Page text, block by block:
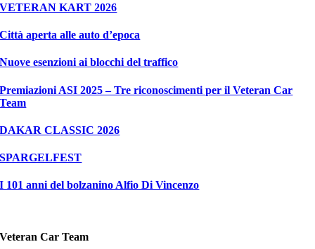
VETERAN KART 2026
Città aperta alle auto d’epoca
Nuove esenzioni ai blocchi del traffico
Premiazioni ASI 2025 – Tre riconoscimenti per il Veteran Car
Team
DAKAR CLASSIC 2026
SPARGELFEST
I 101 anni del bolzanino Alfio Di Vincenzo
Veteran Car Team